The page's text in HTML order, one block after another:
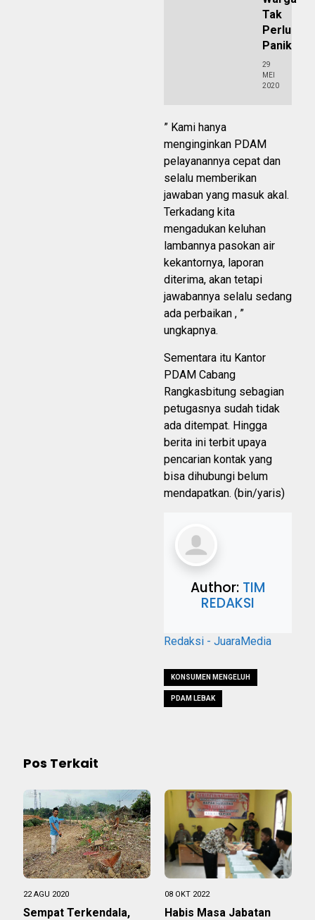
Tak
Perlu
Panik
29
MEI
2020
” Kami hanya
menginginkan PDAM
pelayanannya cepat dan
selalu memberikan
jawaban yang masuk akal.
Terkadang kita
mengadukan keluhan
lambannya pasokan air
kekantornya, laporan
diterima, akan tetapi
jawabannya selalu sedang
ada perbaikan , ”
ungkapnya.
Sementara itu Kantor
PDAM Cabang
Rangkasbitung sebagian
petugasnya sudah tidak
ada ditempat. Hingga
berita ini terbit upaya
pencarian kontak yang
bisa dihubungi belum
mendapatkan. (bin/yaris)
Author: TIM
REDAKSI
Redaksi - JuaraMedia
KONSUMEN MENGELUH
PDAM LEBAK
Pos Terkait
22 AGU 2020
Sempat Terkendala,
08 OKT 2022
Habis Masa Jabatan